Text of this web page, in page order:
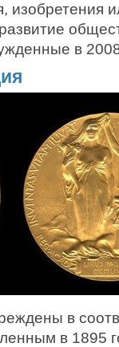
изобретения
в
в
в 1895